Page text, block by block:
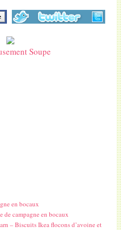
Soupe
en bocaux
de campagne en bocaux
– Biscuits Ikea flocons d’avoine et